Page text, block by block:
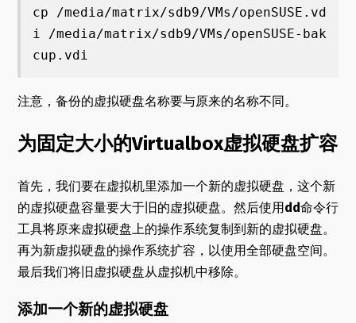
cp /media/matrix/sdb9/VMs/openSUSE.vd
i /media/matrix/sdb9/VMs/openSUSE-bak
cup.vdi
注意，备份的虚拟硬盘名称要与原来的名称不同。
为固定大小的Virtualbox虚拟硬盘扩容
首先，我们要在虚拟机里添加一个新的虚拟硬盘，这个新
的虚拟硬盘容量要大于旧的虚拟硬盘。然后使用 dd命令行
工具将原来虚拟硬盘上的操作系统复制到新的虚拟硬盘。
再为新虚拟硬盘的操作系统扩容，以使用全部硬盘空间。
最后我们将旧虚拟硬盘从虚拟机中移除。
添加一个新的虚拟硬盘